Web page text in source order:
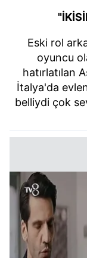
Eski rol
oyuncu
hatırlatılan
İtalya'da
belliydi çok